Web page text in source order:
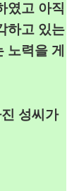
였고 아직
하고 있는
노력을 게
성씨가